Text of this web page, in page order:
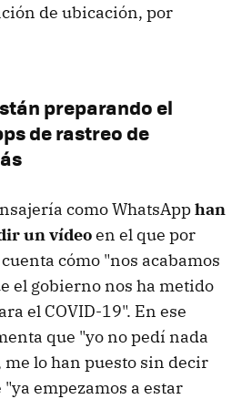
de ubicación, por
preparando el
de rastreo de
como WhatsApphan
un vídeoen el que por
cómo "nos acabamos
el gobierno nos ha metido
el COVID-19". En ese
que "yo no pedí nada
lo han puesto sin decir
empezamos a estar